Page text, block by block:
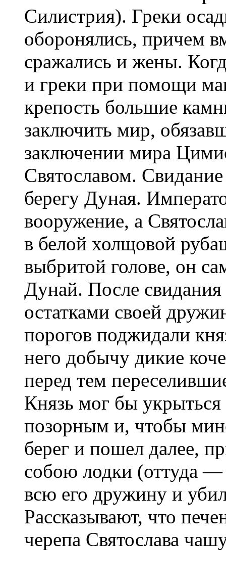
Силистрия). Греки
оборонялись, причем
сражались и жены.
и греки при помощи
крепость большие
заключить мир,
заключении мира
Святославом.
берегу Дуная.
вооружение, а
в белой холщовой
выбритой голове, он
Дунай. После свидания
остатками своей
порогов поджидали
него добычу дикие
перед тем
Князь мог бы укрыться
позорным и, чтобы
берег и пошел далее,
собою лодки (оттуда —
всю его дружину и
Рассказывают, что
черепа Святослава